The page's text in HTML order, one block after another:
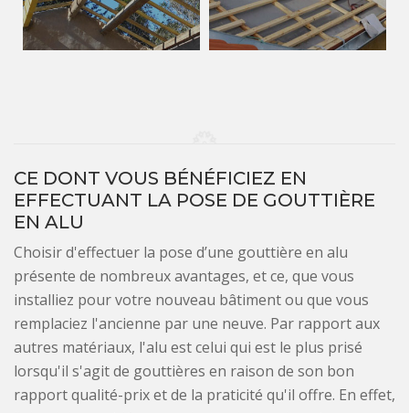
CE DONT VOUS BÉNÉFICIEZ EN
EFFECTUANT LA POSE DE GOUTTIÈRE
EN ALU
Choisir d'effectuer la pose d’une gouttière en alu
présente de nombreux avantages, et ce, que vous
installiez pour votre nouveau bâtiment ou que vous
remplaciez l'ancienne par une neuve. Par rapport aux
autres matériaux, l'alu est celui qui est le plus prisé
lorsqu'il s'agit de gouttières en raison de son bon
rapport qualité-prix et de la praticité qu'il offre. En effet,